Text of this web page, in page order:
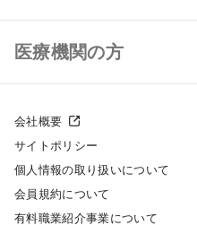
クリニック物件検索
クリニックの開業スタイル
クリニック開業までの流れ
開業支援事例
医師求人 TOP
常勤求人検索
スポット求人検索
医療機関の方
採用をお考えの医療機関の
会社概要
サイトポリシー
個人情報の取り扱いについて
会員規約について
有料職業紹介事業について